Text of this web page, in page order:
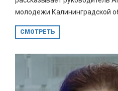
молодежи Калининградской
СМОТРЕТЬ